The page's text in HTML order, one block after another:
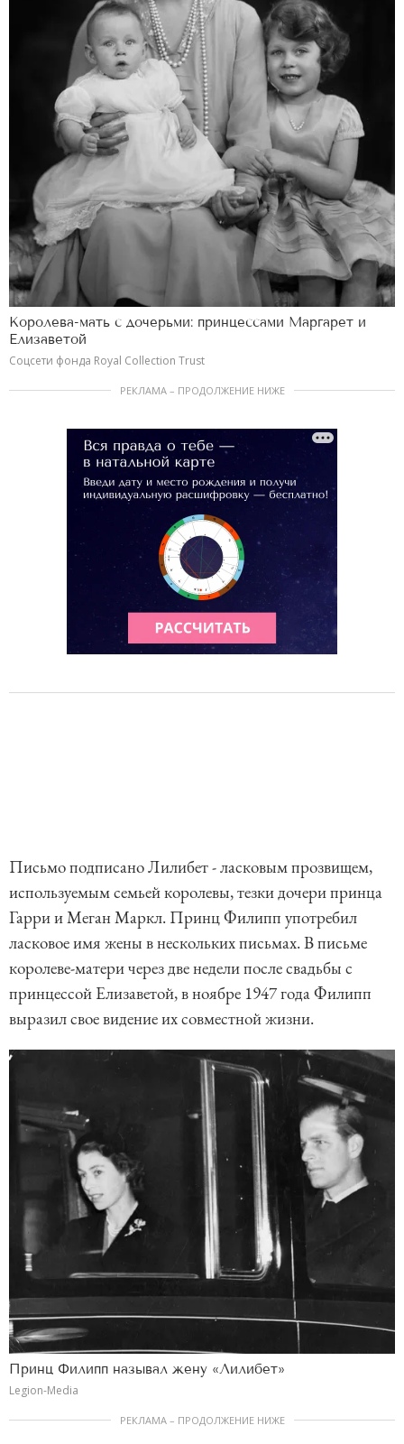
Королева-мать с дочерьми: принцессами Маргарет и
Елизаветой
Соцсети фонда Royal Collection Trust
РЕКЛАМА – ПРОДОЛЖЕНИЕ НИЖЕ
Письмо подписано Лилибет - ласковым прозвищем,
используемым семьей королевы, тезки дочери принца
Гарри и Меган Маркл. Принц Филипп употребил
ласковое имя жены в нескольких письмах. В письме
королеве-матери через две недели после свадьбы с
принцессой Елизаветой, в ноябре 1947 года Филипп
выразил свое видение их совместной жизни.
Принц Филипп называл жену «Лилибет»
Legion-Media
РЕКЛАМА – ПРОДОЛЖЕНИЕ НИЖЕ